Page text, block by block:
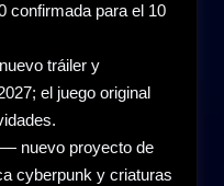
confirmada para el 10
tráiler y
el juego original
— nuevo proyecto de
cyberpunk y criaturas